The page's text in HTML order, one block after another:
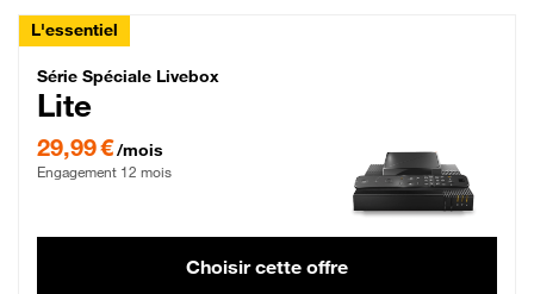
L'essentiel
Série Spéciale Livebox Lite Fibre
Série Spéciale Livebox
Lite
29,99 €/mois
Engagement 12 mois
Choisir cette offre